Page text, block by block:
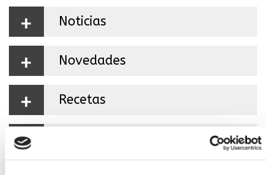
+ Noticias
+ Novedades
+ Recetas
+